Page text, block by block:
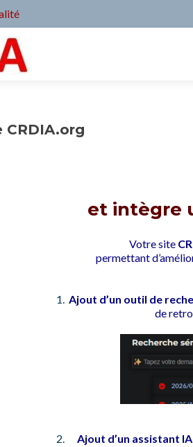
CRDIA.org
et intègre
Votre site
permettant
Ajout d’un outil de
de
Ajout d’un assistant